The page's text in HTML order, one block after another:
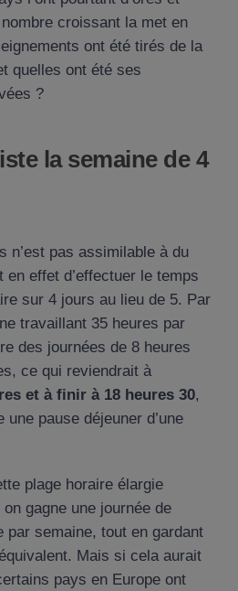
croissant la met en
ont été tirés de la
quelles ont été ses
?
la semaine de 4
n’est pas assimilable à du
en effet d’effectuer le temps
sur 4 jours au lieu de 5. Par
travaillant 35 heures par
des journées de 8 heures
ce qui reviendrait à
et à finir à 18 heures 30,
pause déjeuner d’une
plage horaire élargie
gagne une journée de
par semaine, tout en gardant
Mais si cela aurait
pays en Europe ont